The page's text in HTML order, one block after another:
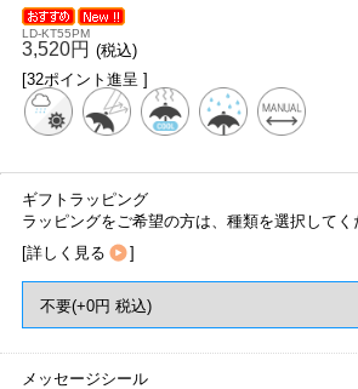
LD-KT55PM
3,520円 (税込)
[32ポイント進呈 ]
ギフトラッピング
ラッピングをご希望の方は、種類を選択してく
[詳しく見る ]
メッセージシール